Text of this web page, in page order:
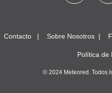
Contacto Sobre Nosotros
Política de
© 2024 Meteored. Todos